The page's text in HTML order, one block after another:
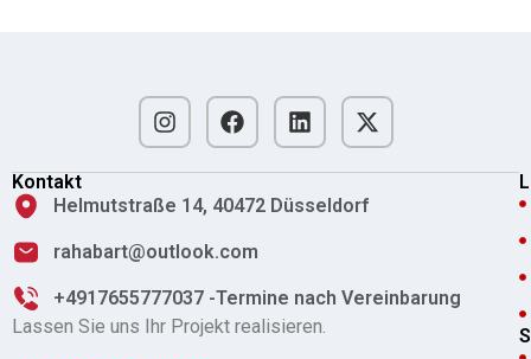
Kontakt
Helmutstraße 14, 40472 Düsseldorf
rahabart@outlook.com
+4917655777037 -Termine nach Vereinbarung
Lassen Sie uns Ihr Projekt realisieren.